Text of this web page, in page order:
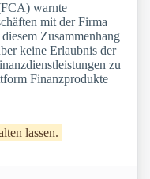
warnte
mit der Firma
Zusammenhang
keine Erlaubnis der
zu
Finanzprodukte
lassen.